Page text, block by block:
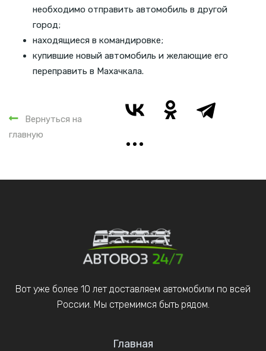
необходимо отправить автомобиль в другой
город;
находящиеся в командировке;
купившие новый автомобиль и желающие его
переправить в Махачкала.
Вернуться на
главную
Вот уже более 10 лет доставляем автомобили по всей
России. Мы стремимся быть рядом.
Главная